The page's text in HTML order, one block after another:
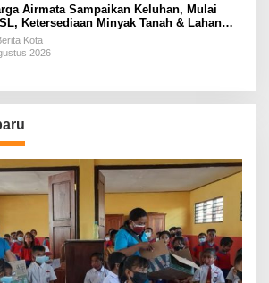
Airmata Sampaikan Keluhan, Mulai
Ketersediaan Minyak Tanah & Lahan
Kota
2026